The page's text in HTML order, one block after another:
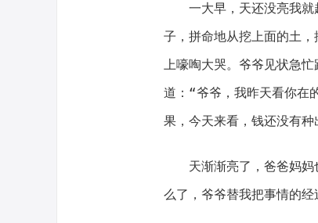
一大早，天还没亮我
子，拼命地从挖上面的土
上嚎啕大哭。爷爷见状急
道：“爷爷，我昨天看你在
果，今天来看，钱还没有种
天渐渐亮了，爸爸妈
么了，爷爷替我把事情的经